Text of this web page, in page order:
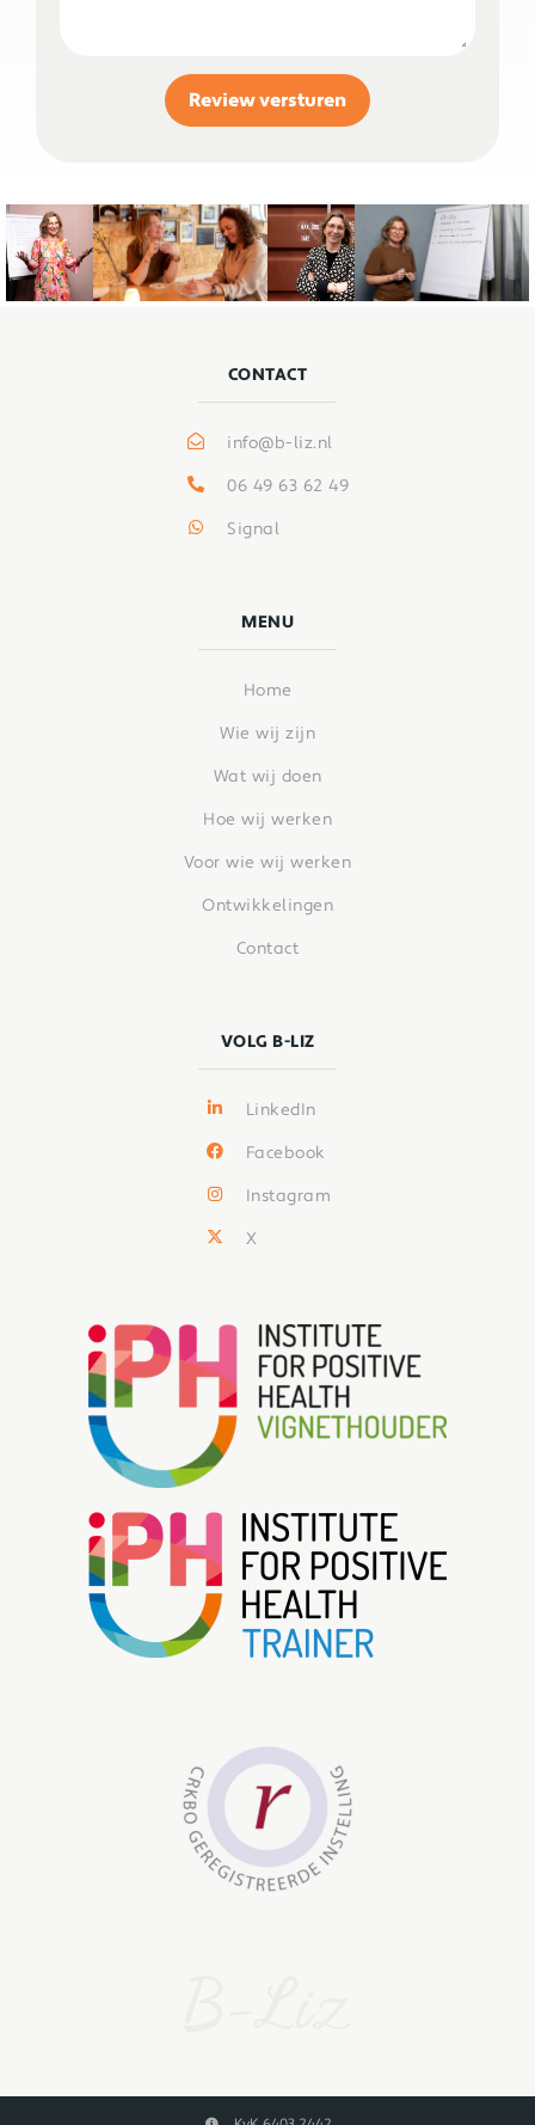
Review versturen
CONTACT
info@b-liz.nl
06 49 63 62 49
Signal
MENU
Home
Wie wij zijn
Wat wij doen
Hoe wij werken
Voor wie wij werken
Ontwikkelingen
Contact
VOLG B-LIZ
LinkedIn
Facebook
Instagram
X